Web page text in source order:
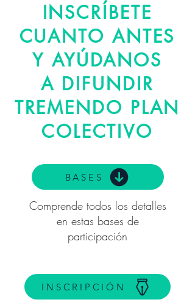
INSCRÍBETE
CUANTO ANTES
Y AYÚDANOS
A DIFUNDIR
TREMENDO PLAN
COLECTIVO
BASES
Comprende todos los detalles
en estas bases de
participación
INSCRIPCIÓN